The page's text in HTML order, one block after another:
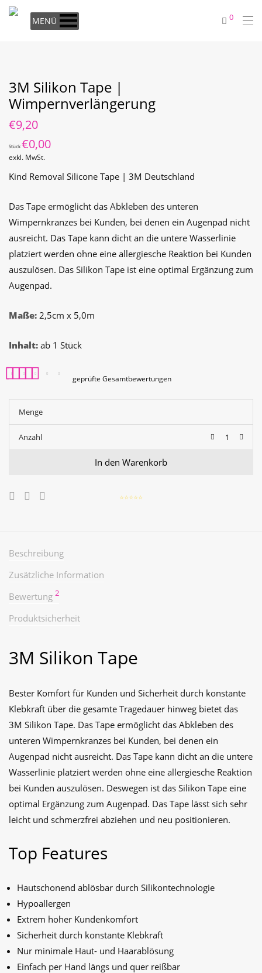
MENÜ 0
⭐️⭐️⭐️⭐️⭐️
3M Silikon Tape |
Wimpernverlängerung
€9,20
Stück€0,00
exkl. MwSt.
Kind Removal Silicone Tape | 3M Deutschland
Das Tape ermöglicht das Abkleben des unteren
Wimpernkranzes bei Kunden, bei denen ein Augenpad nicht
ausreicht. Das Tape kann dicht an die untere Wasserlinie
platziert werden ohne eine allergiesche Reaktion bei Kunden
auszulösen. Das Silikon Tape ist eine optimal Ergänzung zum
Augenpad.
Maße: 2,5cm x 5,0m
Inhalt: ab 1 Stück
Kundenbewertungen
geprüfte Gesamtbewertungen
Menge
Anzahl
In den Warenkorb
Beschreibung
Zusätzliche Information
Bewertung 2
Produktsicherheit
3M Silikon Tape
Bester Komfort für Kunden und Sicherheit durch konstante
Klebkraft über die gesamte Tragedauer hinweg bietet das
3M Silikon Tape. Das Tape ermöglicht das Abkleben des
unteren Wimpernkranzes bei Kunden, bei denen ein
Augenpad nicht ausreicht. Das Tape kann dicht an die untere
Wasserlinie platziert werden ohne eine allergiesche Reaktion
bei Kunden auszulösen. Deswegen ist das Silikon Tape eine
optimal Ergänzung zum Augenpad. Das Tape lässt sich sehr
leicht und schmerzfrei abziehen und neu positionieren.
Top Features
Hautschonend ablösbar durch Silikontechnologie
Hypoallergen
Extrem hoher Kundenkomfort
Sicherheit durch konstante Klebkraft
Nur minimale Haut- und Haarablösung
Einfach per Hand längs und quer reißbar